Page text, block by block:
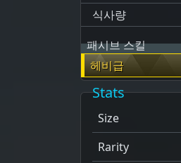
식사량
패시브 스킬
헤비급
Stats
Size
Rarity